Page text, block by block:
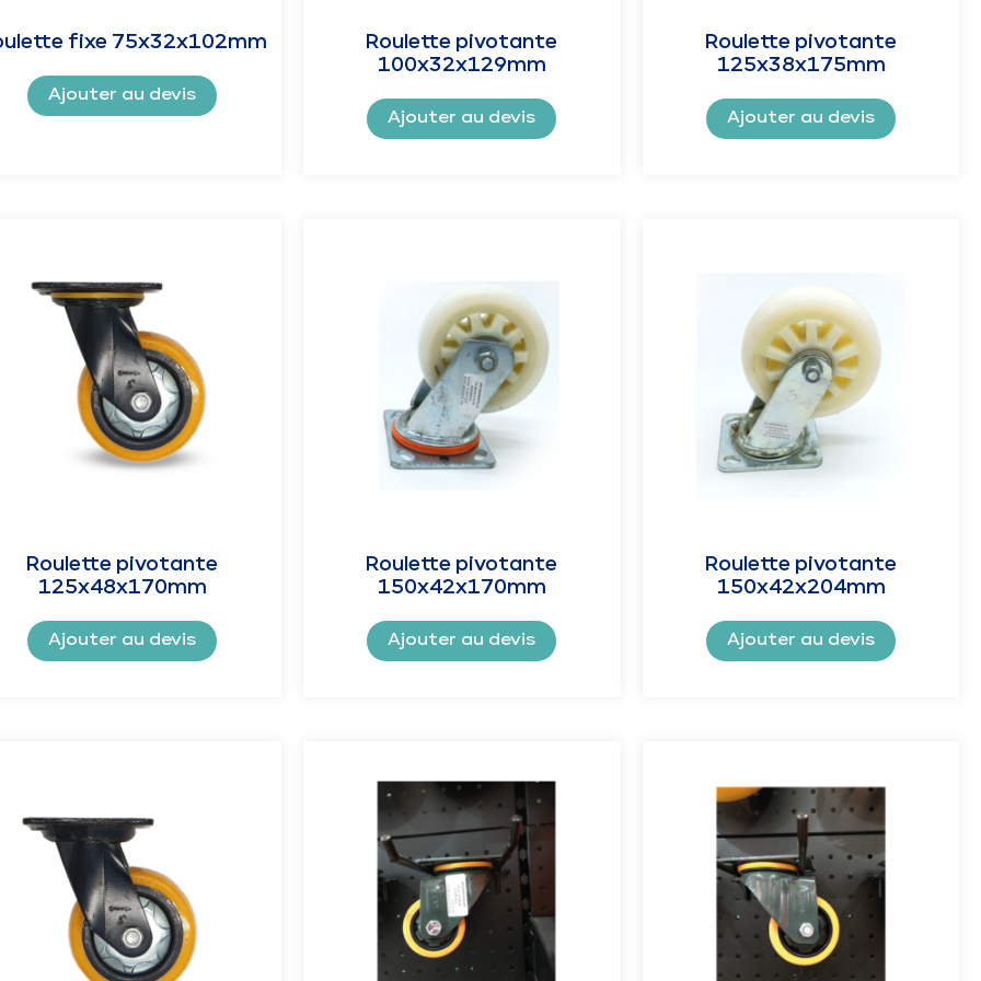
fixe 75x32x102mm
Ajouter au devis
Roulette pivotante
100x32x129mm
Ajouter au devis
Roulette pivotante
125x38x175mm
Ajouter au devis
Roulette pivotante
125x48x170mm
Ajouter au devis
Roulette pivotante
150x42x170mm
Ajouter au devis
Roulette pivotante
150x42x204mm
Ajouter au devis